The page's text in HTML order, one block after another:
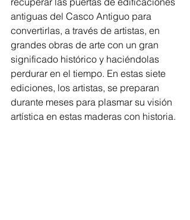
antiguas del Casco Antiguo para
convertirlas, a través de artistas, en
grandes obras de arte con un gran
significado histórico y haciéndolas
perdurar en el tiempo. En estas siete
ediciones, los artistas, se preparan
durante meses para plasmar su visión
artística en estas maderas con historia.